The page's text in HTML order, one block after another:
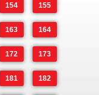
154 155
163 164
172 173
181 182